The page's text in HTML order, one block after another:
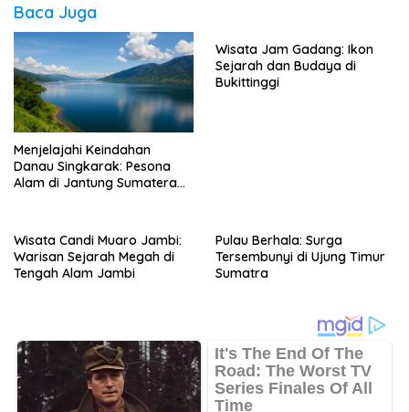
Baca Juga
Menjelajahi Keindahan
Danau Singkarak: Pesona
Alam di Jantung Sumatera
Wisata Jam Gadang: Ikon
Sejarah dan Budaya di
Bukittinggi
Wisata Candi Muaro Jambi:
Warisan Sejarah Megah di
Tengah Alam Jambi
Pulau Berhala: Surga
Tersembunyi di Ujung Timur
Sumatra